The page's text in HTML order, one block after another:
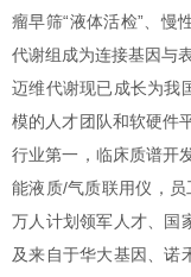
瘤早筛“液体活检”、慢
代谢组成为连接基因与
迈维代谢现已成长为我
模的人才团队和软硬件
行业第一，临床质谱开
能液质/气质联用仪，
万人计划领军人才、国
及来自于华大基因、诺